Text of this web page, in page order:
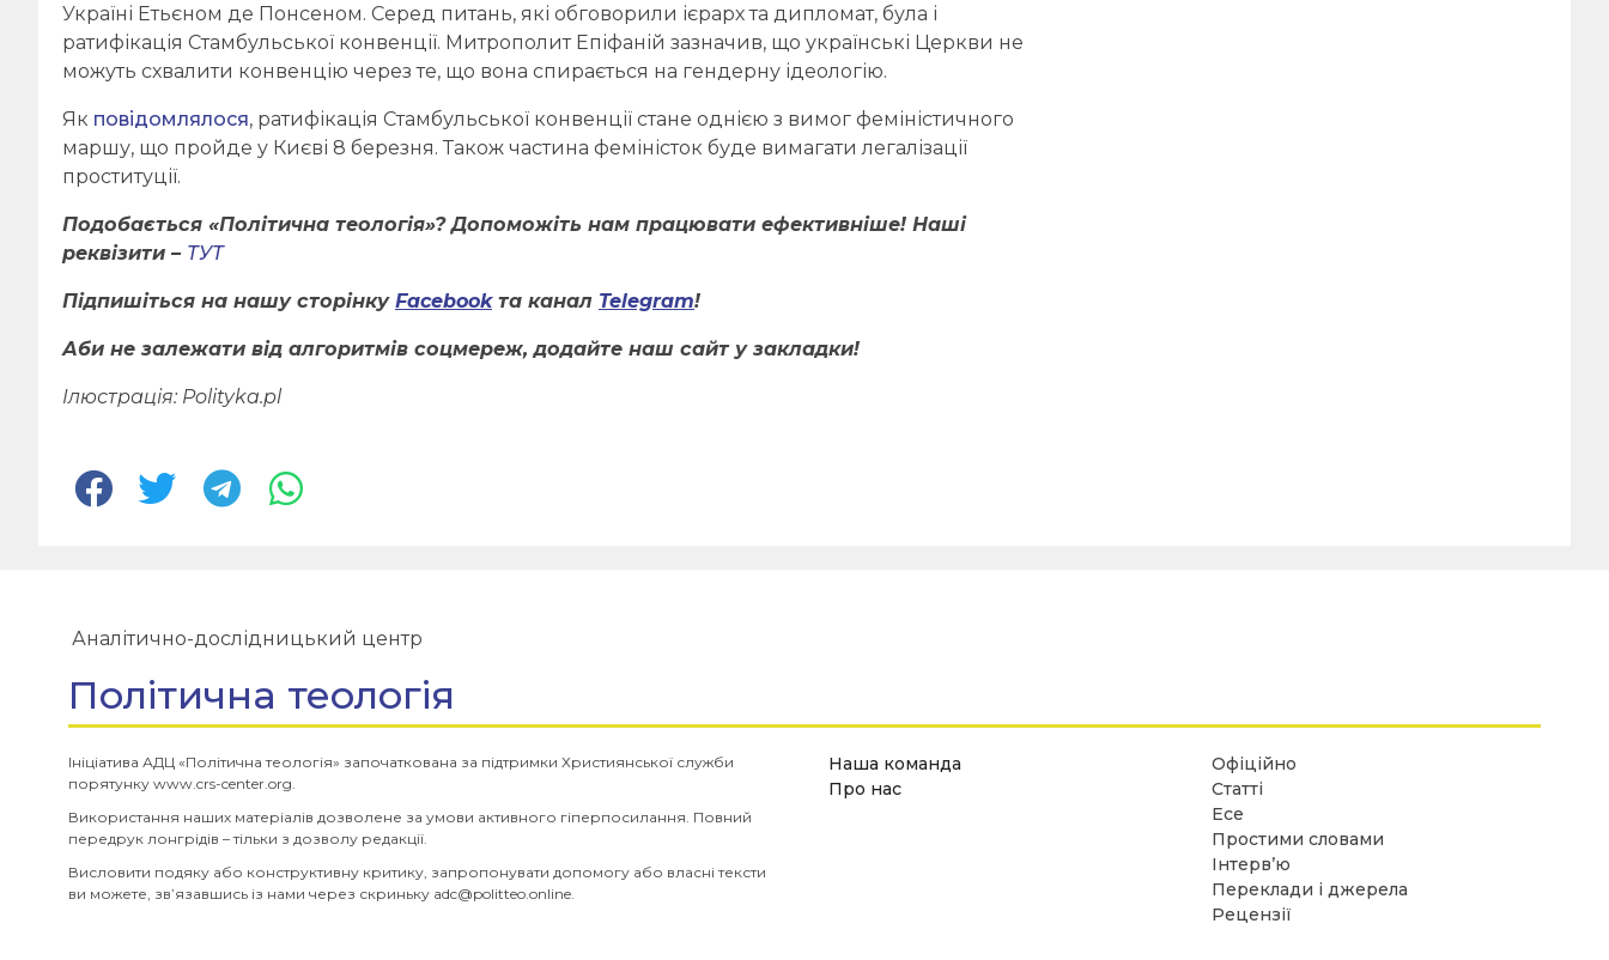
Україні Етьєном де Понсеном. Серед питань, які обговорили ієрарх та дипломат, була і
ратифікація Стамбульської конвенції. Митрополит Епіфаній зазначив, що українські Церкви не
можуть схвалити конвенцію через те, що вона спирається на гендерну ідеологію.
Як повідомлялося, ратифікація Стамбульської конвенції стане однією з вимог феміністичного
маршу, що пройде у Києві 8 березня. Також частина феміністок буде вимагати легалізації
проституції.
Подобається «Політична теологія»? Допоможіть нам працювати ефективніше! Наші
реквізити – ТУТ
Підпишіться на нашу сторінку Facebookта канал Telegram!
Аби не залежати від алгоритмів соцмереж, додайте наш сайт у закладки!
Ілюстрація: Polityka.pl
Аналітично-дослідницький центр
Політична теологія
Ініціатива АДЦ «Політична теологія» започаткована за підтримки Християнської служби
порятунку www.crs-center.org.
Використання наших матеріалів дозволене за умови активного гіперпосилання. Повний
передрук лонгрідів – тільки з дозволу редакції.
Висловити подяку або конструктивну критику, запропонувати допомогу або власні тексти
ви можете, зв’язавшись із нами через скриньку adc@politteo.online.
Наша команда
Про нас
Офіційно
Статті
Есе
Простими словами
Інтерв’ю
Переклади і джерела
Рецензії